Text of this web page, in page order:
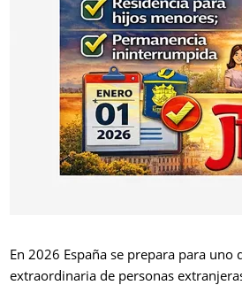
En 2026 España se prepara para
extraordinaria de personas